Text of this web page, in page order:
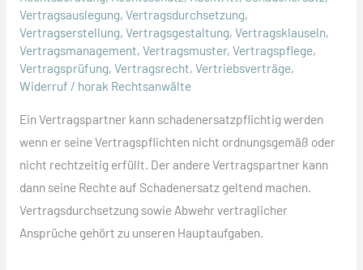
Vertragsauslegung, Vertragsdurchsetzung,
Vertragserstellung, Vertragsgestaltung, Vertragsklauseln,
Vertragsmanagement, Vertragsmuster, Vertragspflege,
Vertragsprüfung, Vertragsrecht, Vertriebsverträge,
Widerruf / horak Rechtsanwälte
Ein Vertragspartner kann schadenersatzpflichtig werden
wenn er seine Vertragspflichten nicht ordnungsgemäß oder
nicht rechtzeitig erfüllt. Der andere Vertragspartner kann
dann seine Rechte auf Schadenersatz geltend machen.
Vertragsdurchsetzung sowie Abwehr vertraglicher
Ansprüche gehört zu unseren Hauptaufgaben.